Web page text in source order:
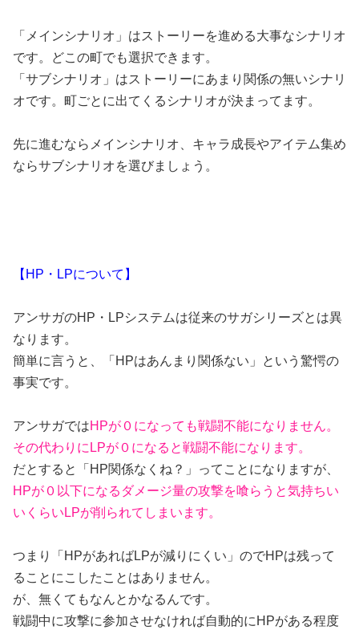
「メインシナリオ」はストーリーを進める大事なシナリオ
です。どこの町でも選択できます。
「サブシナリオ」はストーリーにあまり関係の無いシナリ
オです。町ごとに出てくるシナリオが決まってます。
先に進むならメインシナリオ、キャラ成長やアイテム集め
ならサブシナリオを選びましょう。
【HP・LPについて】
アンサガのHP・LPシステムは従来のサガシリーズとは異
なります。
簡単に言うと、「HPはあんまり関係ない」という驚愕の
事実です。
アンサガではHPが０になっても戦闘不能になりません。
その代わりにLPが０になると戦闘不能になります。
だとすると「HP関係なくね？」ってことになりますが、
HPが０以下になるダメージ量の攻撃を喰らうと気持ちい
いくらいLPが削られてしまいます。
つまり「HPがあればLPが減りにくい」のでHPは残って
ることにこしたことはありません。
が、無くてもなんとかなるんです。
戦闘中に攻撃に参加させなければ自動的にHPがある程度